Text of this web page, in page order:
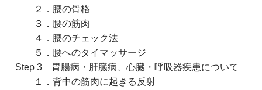
２．腰の骨格
３．腰の筋肉
４．腰のチェック法
５．腰へのタイマッサージ
Step 3 胃腸病・肝臓病、心臓・呼吸器疾患について
１．背中の筋肉に起きる反射